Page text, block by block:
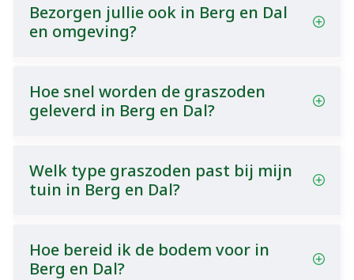
Bezorgen jullie ook in Berg en Dal
en omgeving?
Hoe snel worden de graszoden
geleverd in Berg en Dal?
Welk type graszoden past bij mijn
tuin in Berg en Dal?
Hoe bereid ik de bodem voor in
Berg en Dal?